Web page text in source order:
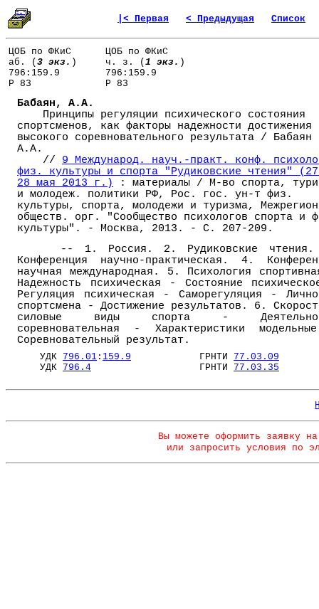
|< Первая < Предыдущая Список
ЦОБ по ФКиС
аб. ( 3 экз. )
796:159.9
Р 83
ЦОБ по ФКиС
ч. з. ( 1 экз. )
796:159.9
Р 83
Бабаян, А.А.
Принципы регуляции психического состояния
спортсменов, как факторы надежности достижения
высокого соревновательного результата / Бабаян
А.А.
// 9 Международ. науч.-практ. конф.
физ. культуры и спорта "Рудиковские чтения"
28 мая 2013 г.)
: материалы / М-во спорта,
и молодеж. политики РФ, Рос. гос. ун-т физ.
культуры, спорта, молодежи и туризма,
обществ. орг. "Сообщество психологов спорта и
культуры". - Москва, 2013. - С. 207-209.
-- 1. Россия. 2. Рудиковские
Конференция научно-практическая. 4.
научная международная. 5. Психология
Надежность психическая - Состояние
Регуляция психическая - Саморегуляция -
спортсмена - Достижение результатов. 6.
силовые виды спорта -
соревновательная - Характеристики
Соревновательный результат.
УДК 796.01 : 159.9 ГРНТИ 77.03.09
УДК 796.4 ГРНТИ 77.03.35
Вы можете оформить заявку
или запросить условия по